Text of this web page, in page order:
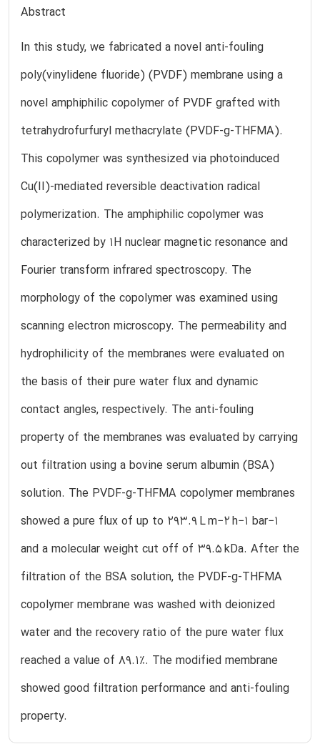
Abstract
In this study, we fabricated a novel anti-fouling
poly(vinylidene fluoride) (PVDF) membrane using a
novel amphiphilic copolymer of PVDF grafted with
tetrahydrofurfuryl methacrylate (PVDF-g-THFMA).
This copolymer was synthesized via photoinduced
Cu(II)-mediated reversible deactivation radical
polymerization. The amphiphilic copolymer was
characterized by 1H nuclear magnetic resonance and
Fourier transform infrared spectroscopy. The
morphology of the copolymer was examined using
scanning electron microscopy. The permeability and
hydrophilicity of the membranes were evaluated on
the basis of their pure water flux and dynamic
contact angles, respectively. The anti-fouling
property of the membranes was evaluated by carrying
out filtration using a bovine serum albumin (BSA)
solution. The PVDF-g-THFMA copolymer membranes
showed a pure flux of up to 293.9 L m−2 h−1 bar−1
and a molecular weight cut off of 39.5 kDa. After the
filtration of the BSA solution, the PVDF-g-THFMA
copolymer membrane was washed with deionized
water and the recovery ratio of the pure water flux
reached a value of 89.1%. The modified membrane
showed good filtration performance and anti-fouling
property.